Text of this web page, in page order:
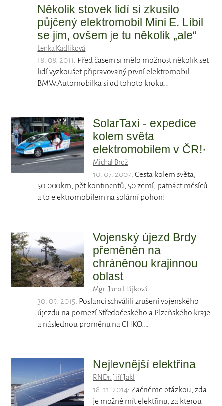
Několik stovek lidí si zkusilo
půjčený elektromobil Mini E. Líbil
se jim, ovšem je tu několik „ale“
Lenka Kadlíková
18. 08. 2011: Před časem si mělo možnost několik set
lidí vyzkoušet připravovaný první elektromobil
BMW.Automobilka si od tohoto kroku…
SolarTaxi - expedice
kolem světa
elektromobilem v ČR!·
Michal Brož
10. 07. 2007: Cesta kolem světa,
50.000km, pět kontinentů, 50 zemí, patnáct měsíců
a to elektromobilem na solární pohon!
Vojenský újezd Brdy
přeměněn na
chráněnou krajinnou
oblast
Mgr. Jana Hájková
30. 09. 2015: Poslanci schválili zrušení vojenského
újezdu na pomezí Středočeského a Plzeňského kraje
a následnou proměnu na CHKO.…
Nejlevnější elektřina
RNDr. Jiří Jakl
18. 11. 2014: Začněme otázkou, zda
je možné mít elektřinu, za kterou